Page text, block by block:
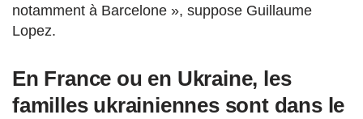
notamment à Barcelone », suppose Guillaume
Lopez.
En France ou en Ukraine, les
familles ukrainiennes sont dans le